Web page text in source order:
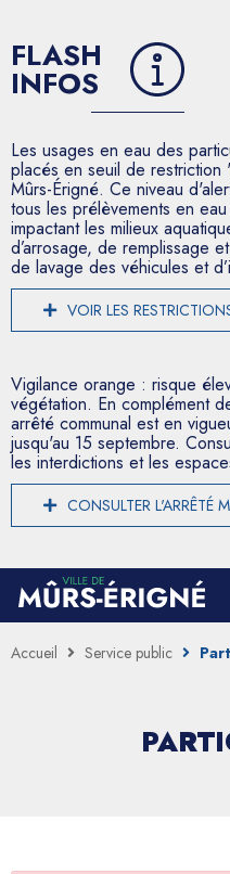
FLASH
INFOS
Les usages en eau des
placés en seuil de restriction
Mûrs-Érigné. Ce niveau
tous les prélèvements en
impactant les milieux
d’arrosage, de remplissage
de lavage des véhicules et
VOIR LES
Vigilance orange : risque
végétation. En complément
arrêté communal est en
jusqu'au 15 septembre.
les interdictions et les
CONSULTER L'ARRÊTÉ
Accueil Service public